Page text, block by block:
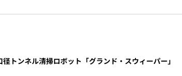
トンネル清掃ロボット「グランド・スウィーパー」